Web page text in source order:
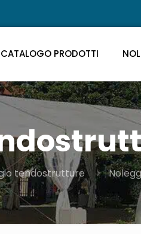
CATALOGO PRODOTTI
tendostrutture